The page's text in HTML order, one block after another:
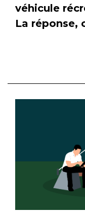
véhicule
La réponse,